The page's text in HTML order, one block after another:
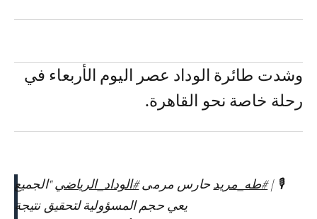
وشدت طائرة الوداد عصر اليوم الأربعاء في
رحلة خاصة نحو القاهرة.
🎙️ |#طه_مريد حارس مرمى#الوداد_الرياضي"الجميع
يعي حجم المسؤولية لتحقيق نتيجة